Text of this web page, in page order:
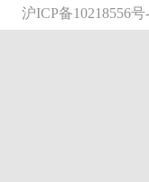
沪ICP备10218556号